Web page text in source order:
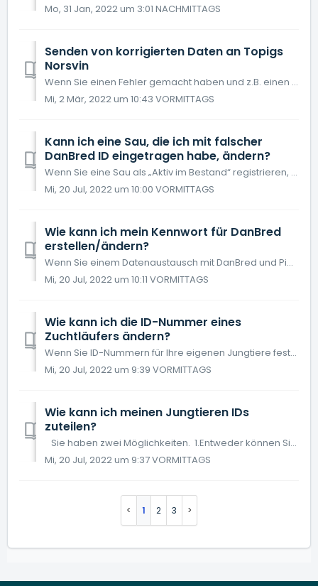
Mo, 31 Jan, 2022 um 3:01 NACHMITTAGS
Senden von korrigierten Daten an Topigs
Norsvin
Wenn Sie einen Fehler gemacht haben und z.B. einen Eber ohne Topigs Norsvin Tätowierungsnr. für eine Belegung registriert haben, können Sie die Daten ändern...
Mi, 2 Mär, 2022 um 10:43 VORMITTAGS
Kann ich eine Sau, die ich mit falscher
DanBred ID eingetragen habe, ändern?
Wenn Sie eine Sau als „Aktiv im Bestand“ registrieren, geben Sie einem Zuchtläufer eine Sauen-Nummer und der Tier-Typ wird auf „Aktiv im Bestand“ geändert. ...
Mi, 20 Jul, 2022 um 10:00 VORMITTAGS
Wie kann ich mein Kennwort für DanBred
erstellen/ändern?
Wenn Sie einem Datenaustausch mit DanBred und PigVision zugestimmt haben, müssen Sie Ihre Zugangsdaten von DanBred anwenden. Wählen Sie Registerkarte „Zuc...
Mi, 20 Jul, 2022 um 10:11 VORMITTAGS
Wie kann ich die ID-Nummer eines
Zuchtläufers ändern?
Wenn Sie ID-Nummern für Ihre eigenen Jungtiere festgelegt haben, können Sie diese, wenn Fehler entstanden sind, ändern. Es kann sein das eine Ohrmark...
Mi, 20 Jul, 2022 um 9:39 VORMITTAGS
Wie kann ich meinen Jungtieren IDs
zuteilen?
Sie haben zwei Möglichkeiten. 1.Entweder können Sie die IDs auf der Abferkelliste oder 2. auf der Sauenkarte zuteilen. 1. Auf der Abferkelliste...
Mi, 20 Jul, 2022 um 9:37 VORMITTAGS
1 2 3